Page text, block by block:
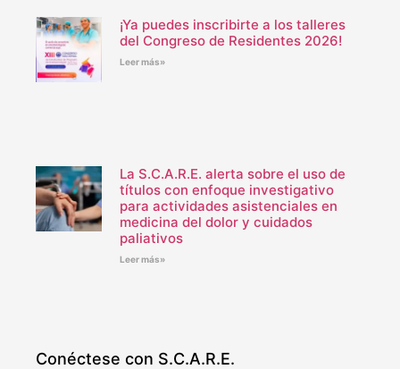
¡Ya puedes inscribirte a los talleres
del Congreso de Residentes 2026!
Leer más»
La S.C.A.R.E. alerta sobre el uso de
títulos con enfoque investigativo
para actividades asistenciales en
medicina del dolor y cuidados
paliativos
Leer más»
Conéctese con S.C.A.R.E.